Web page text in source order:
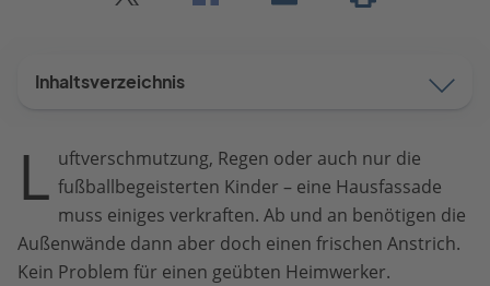
Inhaltsverzeichnis
L uftverschmutzung, Regen oder auch nur die
fußballbegeisterten Kinder – eine Hausfassade
muss einiges verkraften. Ab und an benötigen die
Außenwände dann aber doch einen frischen Anstrich.
Kein Problem für einen geübten Heimwerker.